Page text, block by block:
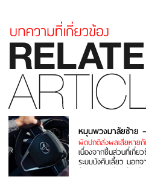
ผิดปกติส่งผลเสียหาย
เนื่องจากชิ้นส่วนที่เกี่ย
ระบบบังคับเลี้ยว นอกจ
กับระบบรองรับ...อ่านต่อ